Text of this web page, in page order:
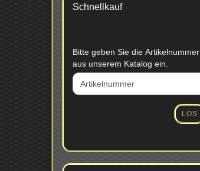
Schnellkauf
BITTE
GEBEN
SIE
DIE
Bitte geben Sie die Artikelnummer
aus unserem Katalog ein.
LOS